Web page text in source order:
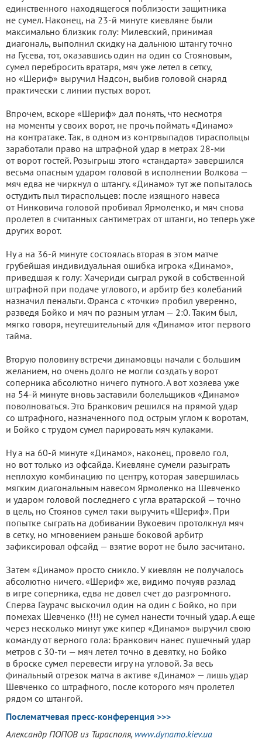
единственного находящегося поблизости защитника
не сумел. Наконец, на 23-й минуте киевляне были
максимально близкик голу: Милевский, принимая
диагональ, выполнил скидку на дальнюю штангу точно
на Гусева, тот, оказавшись один на один со Стояновым,
сумел перебросить вратаря, мяч уже летел в сетку,
но «Шериф» выручил Надсон, выбив головой снаряд
практически с линии пустых ворот.
Впрочем, вскоре «Шериф» дал понять, что несмотря
на моменты у своих ворот, не прочь поймать «Динамо»
на контратаке. Так, в одном из контрвыпадов тираспольцы
заработали право на штрафной удар в метрах 28-ми
от ворот гостей. Розыгрыш этого «стандарта» завершился
весьма опасным ударом головой в исполнении Волкова —
мяч едва не чиркнул о штангу. «Динамо» тут же попыталось
остудить пыл тираспольцев: после изящного навеса
от Нинковича головой пробивал Ярмоленко, и мяч снова
пролетел в считанных сантиметрах от штанги, но теперь уже
других ворот.
Ну а на 36-й минуте состоялась вторая в этом матче
грубейшая индивидуальная ошибка игрока «Динамо»,
приведшая к голу: Хачериди сыграл рукой в собственной
штрафной при подаче углового, и арбитр без колебаний
назначил пенальти. Франса с «точки» пробил уверенно,
разведя Бойко и мяч по разным углам — 2:0. Таким был,
мягко говоря, неутешительный для «Динамо» итог первого
тайма.
Вторую половину встречи динамовцы начали с большим
желанием, но очень долго не могли создать у ворот
соперника абсолютно ничего путного. А вот хозяева уже
на 54-й минуте вновь заставили болельщиков «Динамо»
поволноваться. Это Бранкович решился на прямой удар
со штрафного, назначенного под острым углом к воротам,
и Бойко с трудом сумел парировать мяч кулаками.
Ну а на 60-й минуте «Динамо», наконец, провело гол,
но вот только из офсайда. Киевляне сумели разыграть
неплохую комбинацию по центру, которая завершилась
мягким диагональным навесом Ярмоленко на Шевченко
и ударом головой последнего с угла вратарской — точно
в цель, но Стоянов сумел таки выручить «Шериф». При
попытке сыграть на добивании Вукоевич протолкнул мяч
в сетку, но мгновением раньше боковой арбитр
зафиксировал офсайд — взятие ворот не было засчитано.
Затем «Динамо» просто сникло. У киевлян не получалось
абсолютно ничего. «Шериф» же, видимо почуяв разлад
в игре соперника, едва не довел счет до разгромного.
Сперва Гаурачс выскочил один на один с Бойко, но при
помехах Шевченко (!!!) не сумел нанести точный удар. А еще
через несколько минут уже кипер «Динамо» выручил свою
команду от верного гола: Бранкович нанес пушечный удар
метров с 30-ти — мяч летел точно в девятку, но Бойко
в броске сумел перевести игру на угловой. За весь
финальный отрезок матча в активе «Динамо» — лишь удар
Шевченко со штрафного, после которого мяч пролетел
рядом со штангой.
Послематчевая пресс-конференция >>>
Александр ПОПОВ из Тирасполя, www.dynamo.kiev.ua